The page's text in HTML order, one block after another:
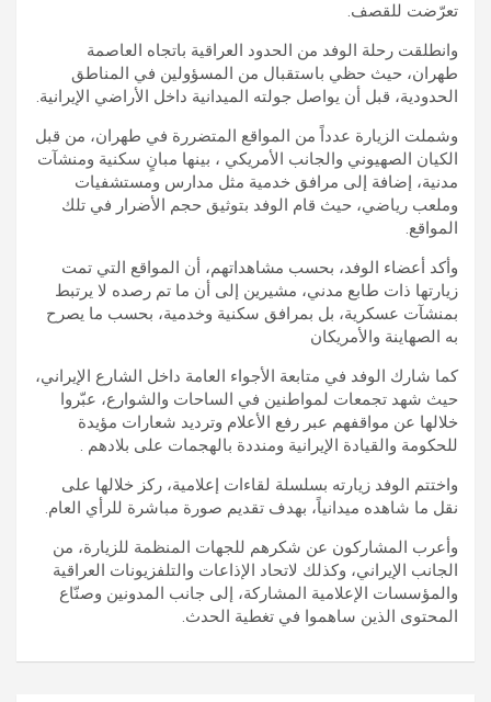
تعرّضت للقصف.
وانطلقت رحلة الوفد من الحدود العراقية باتجاه العاصمة
طهران، حيث حظي باستقبال من المسؤولين في المناطق
الحدودية، قبل أن يواصل جولته الميدانية داخل الأراضي الإيرانية.
وشملت الزيارة عدداً من المواقع المتضررة في طهران، من قبل
الكيان الصهيوني والجانب الأمريكي ، بينها مبانٍ سكنية ومنشآت
مدنية، إضافة إلى مرافق خدمية مثل مدارس ومستشفيات
وملعب رياضي، حيث قام الوفد بتوثيق حجم الأضرار في تلك
المواقع.
وأكد أعضاء الوفد، بحسب مشاهداتهم، أن المواقع التي تمت
زيارتها ذات طابع مدني، مشيرين إلى أن ما تم رصده لا يرتبط
بمنشآت عسكرية، بل بمرافق سكنية وخدمية، بحسب ما يصرح
به الصهاينة والأمريكان
كما شارك الوفد في متابعة الأجواء العامة داخل الشارع الإيراني،
حيث شهد تجمعات لمواطنين في الساحات والشوارع، عبّروا
خلالها عن مواقفهم عبر رفع الأعلام وترديد شعارات مؤيدة
للحكومة والقيادة الإيرانية ومنددة بالهجمات على بلادهم .
واختتم الوفد زيارته بسلسلة لقاءات إعلامية، ركز خلالها على
نقل ما شاهده ميدانياً، بهدف تقديم صورة مباشرة للرأي العام.
وأعرب المشاركون عن شكرهم للجهات المنظمة للزيارة، من
الجانب الإيراني، وكذلك لاتحاد الإذاعات والتلفزيونات العراقية
والمؤسسات الإعلامية المشاركة، إلى جانب المدونين وصنّاع
المحتوى الذين ساهموا في تغطية الحدث.